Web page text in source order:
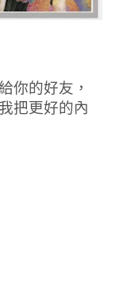
你的好友，
把更好的內